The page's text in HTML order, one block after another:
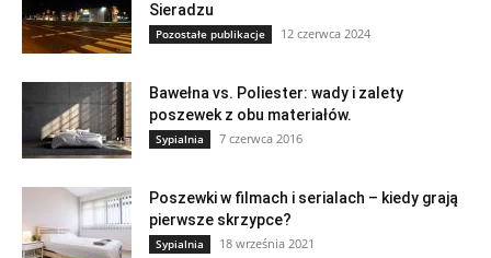
Sieradzu
Pozostałe publikacje 12 czerwca 2024
Bawełna vs. Poliester: wady i zalety
poszewek z obu materiałów.
Sypialnia 7 czerwca 2016
Poszewki w filmach i serialach – kiedy grają
pierwsze skrzypce?
Sypialnia 18 września 2021